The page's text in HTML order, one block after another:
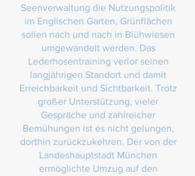
Seenverwaltung die Nutzungspolitik
im Englischen Garten, Grünflächen
sollen nach und nach in Blühwiesen
umgewandelt werden. Das
Lederhosentraining verlor seinen
langjährigen Standort und damit
Erreichbarkeit und Sichtbarkeit. Trotz
großer Unterstützung, vieler
Gespräche und zahlreicher
Bemühungen ist es nicht gelungen,
dorthin zurückzukehren. Der von der
Landeshauptstadt München
ermöglichte Umzug auf den